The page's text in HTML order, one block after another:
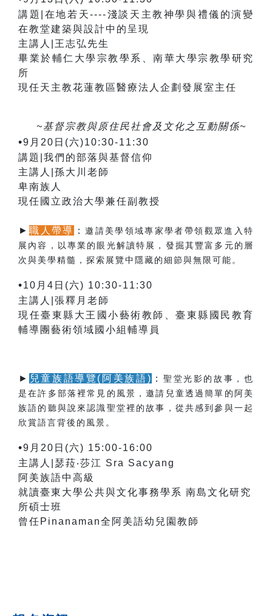
講題|在地若天----淺談天主教神學與禮儀的演變
在教堂建築與設計中的呈現
主講人|王志弘先生
畢業於輔仁大學宗教學系、南華大學宗教學研究
所
現任天主教花蓮教區醫療法人企劃發展室主任
~基督宗教與原住民社會及文化之互動關係~
•9月20日(六)10:30-11:30
講題|我們的部落與基督信仰
主講人|孫大川老師
卑南族人
現任國立政治大學兼任副教授
► 職人帶導 ：邀請美學領域專家學者帶領觀眾進入特
展內容，以專業的眼光解讀特展，發掘其豐富多元的層
次與美學精髓，探索展覽中隱藏的細節與無限可能。
•10月4日(六) 10:30-11:30
主講人|張釋月老師
現任臺東縣大王國小藝術教師、臺東縣國民教育
輔導團藝術領域國小組輔導員
► 兒童族語導覽(阿美族語) ： 聖堂光影的故事，也
是在許多部落裡常見的風景，邀請兒童透過簡單的阿美
族語的聽與說來認識聖堂裡的故事，從共感到參與一起
欣賞語言背後的風景。
•9月20日(六) 15:00-16:00
主講人|瑟菈‧莎江 Sra Sacyang
阿美族語中高級
就讀臺東大學公共與文化事務學系 南島文化研究
所碩士班
曾任Pinanaman全阿美語幼兒園教師